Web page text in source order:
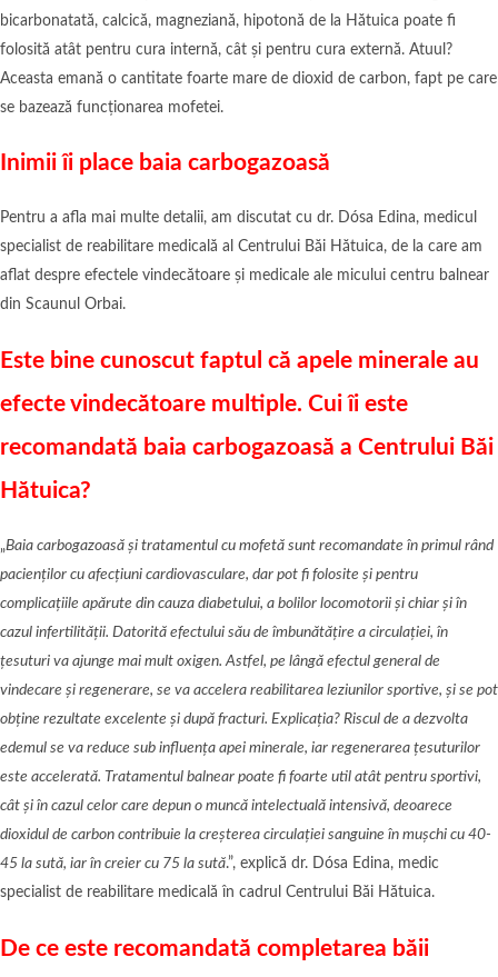
bicarbonatată, calcică, magneziană, hipotonă de la Hătuica poate fi
folosită atât pentru cura internă, cât și pentru cura externă. Atuul?
Aceasta emană o cantitate foarte mare de dioxid de carbon, fapt pe care
se bazează funcționarea mofetei.
Inimii îi place baia carbogazoasă
Pentru a afla mai multe detalii, am discutat cu dr. Dósa Edina, medicul
specialist de reabilitare medicală al Centrului Băi Hătuica, de la care am
aflat despre efectele vindecătoare și medicale ale micului centru balnear
din Scaunul Orbai.
Este bine cunoscut faptul că apele minerale au
efecte vindecătoare multiple. Cui îi este
recomandată baia carbogazoasă a Centrului Băi
Hătuica?
„Baia carbogazoasă și tratamentul cu mofetă sunt recomandate în primul rând
pacienților cu afecțiuni cardiovasculare, dar pot fi folosite și pentru
complicațiile apărute din cauza diabetului, a bolilor locomotorii și chiar și în
cazul infertilității. Datorită efectului său de îmbunătățire a circulației, în
țesuturi va ajunge mai mult oxigen. Astfel, pe lângă efectul general de
vindecare și regenerare, se va accelera reabilitarea leziunilor sportive, și se pot
obține rezultate excelente și după fracturi. Explicația? Riscul de a dezvolta
edemul se va reduce sub influența apei minerale, iar regenerarea țesuturilor
este accelerată. Tratamentul balnear poate fi foarte util atât pentru sportivi,
cât și în cazul celor care depun o muncă intelectuală intensivă, deoarece
dioxidul de carbon contribuie la creșterea circulației sanguine în mușchi cu 40-
45 la sută, iar în creier cu 75 la sută.”, explică dr. Dósa Edina, medic
specialist de reabilitare medicală în cadrul Centrului Băi Hătuica.
De ce este recomandată completarea băii